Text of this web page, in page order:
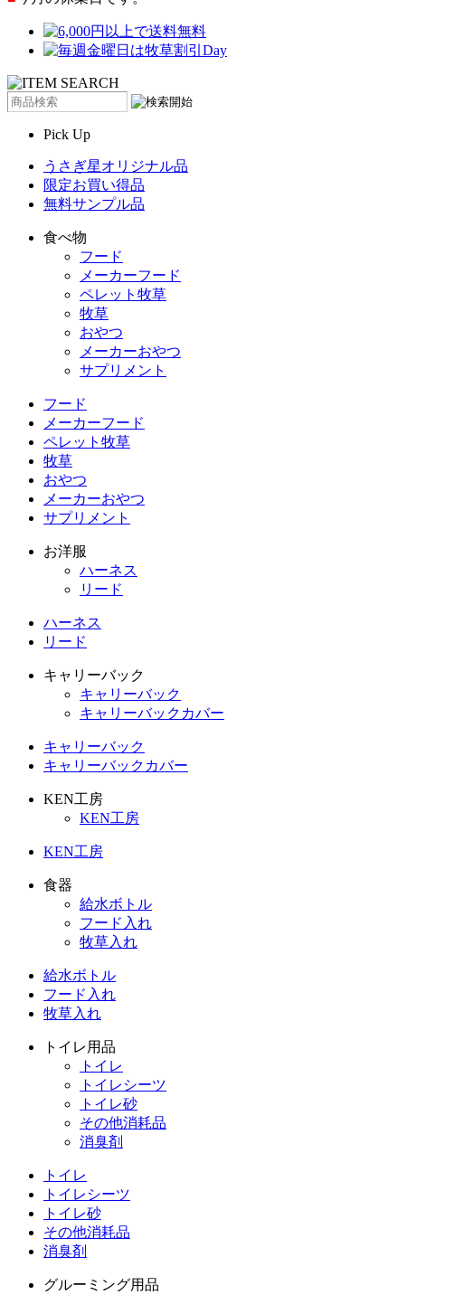
Pick Up
うさぎ星オリジナル品
限定お買い得品
無料サンプル品
食べ物
フード
メーカーフード
ペレット牧草
牧草
おやつ
メーカーおやつ
サプリメント
フード
メーカーフード
ペレット牧草
牧草
おやつ
メーカーおやつ
サプリメント
お洋服
ハーネス
リード
ハーネス
リード
キャリーバック
キャリーバック
キャリーバックカバー
キャリーバック
キャリーバックカバー
KEN工房
KEN工房
KEN工房
食器
給水ボトル
フード入れ
牧草入れ
給水ボトル
フード入れ
牧草入れ
トイレ用品
トイレ
トイレシーツ
トイレ砂
その他消耗品
消臭剤
トイレ
トイレシーツ
トイレ砂
その他消耗品
消臭剤
グルーミング用品